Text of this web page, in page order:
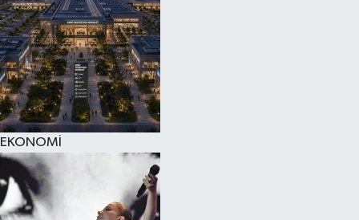
EKONOMİ